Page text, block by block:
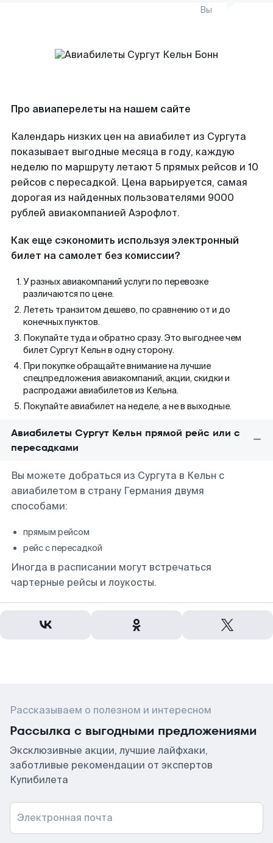
Вы
Про авиаперелеты на нашем сайте
Календарь низких цен на авиабилет из Сургута
показывает выгодные месяца в году, каждую
неделю по маршруту летают 5 прямых рейсов и 10
рейсов с пересадкой. Цена варьируется, самая
дорогая из найденных пользователями 9000
рублей авиакомпанией Аэрофлот.
Как еще сэкономить используя электронный
билет на самолет без комиссии?
У разных авиакомпаний услуги по перевозке
различаются по цене.
Лететь транзитом дешево, по сравнению от и до
конечных пунктов.
Покупайте туда и обратно сразу. Это выгоднее чем
билет Сургут Кельн в одну сторону.
При покупке обращайте внимание на лучшие
спецпредложения авиакомпаний, акции, скидки и
распродажи авиабилетов из Кельна.
Покупайте авиабилет на неделе, а не в выходные.
Авиабилеты Сургут Кельн прямой рейс или с
пересадками
Вы можете добраться из Сургута в Кельн с
авиабилетом в страну Германия двумя
способами:
прямым рейсом
рейс с пересадкой
Иногда в расписании могут встречаться
чартерные рейсы и лоукосты.
Рассказываем о полезном и интересном
Рассылка с выгодными предложениями
Эксклюзивные акции, лучшие лайфхаки,
заботливые рекомендации от экспертов
Купибилета
Электронная почта